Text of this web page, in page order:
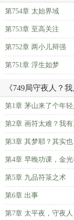
第754章 太始界域
第753章 至高关注
第752章 两小儿辩强
第751章 浮生如梦
《749局守夜人？
第1章 茅山来了个年轻
第2章 画符太难？我有
第3章 其梦耶？其实也
第4章 早晚功课，金光
第5章 九品符箓之术
第6章 出事
第7章 太平夜，守夜人